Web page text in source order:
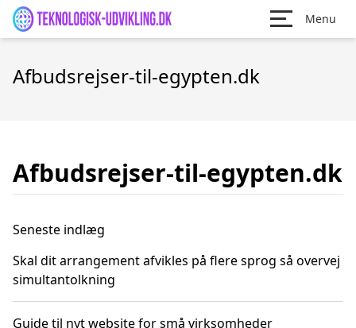
Menu
Afbudsrejser-til-egypten.dk
Afbudsrejser-til-egypten.dk
Seneste indlæg
Skal dit arrangement afvikles på flere sprog så overvej
simultantolkning
Guide til nyt website for små virksomheder